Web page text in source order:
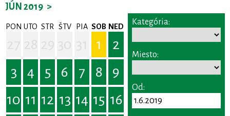
JÚN 2019 >
PON UTO STR ŠTV PIA SOB NED
1
2
3
4 5 6 7 8
9
10 11 12 13 14 15 16
Kategória:
Miesto:
Od: